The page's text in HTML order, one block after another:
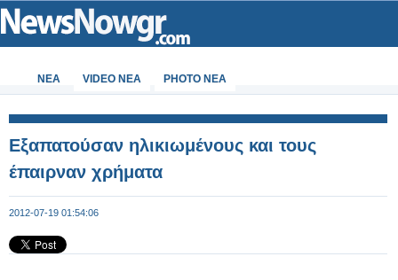
ΝΕΑ VIDEO NEA PHOTO NEA
Εξαπατούσαν ηλικιωμένους και τους
έπαιρναν χρήματα
2012-07-19 01:54:06